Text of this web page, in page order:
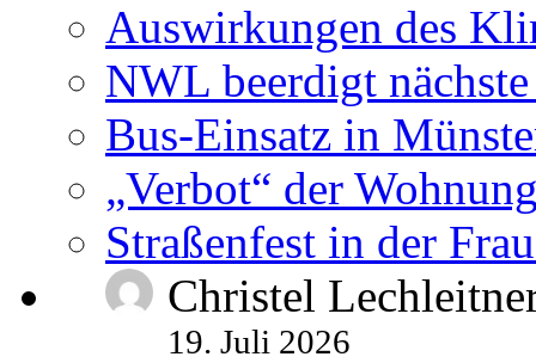
Auswirkungen des
NWL beerdigt
Bus-Einsatz in
„Verbot“ der
Straßenfest in der
Christel
19. Juli 2026